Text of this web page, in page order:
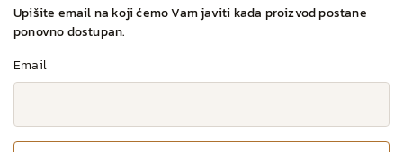
Upišite email na koji ćemo Vam javiti kada proizvod postane
ponovno dostupan.
Email